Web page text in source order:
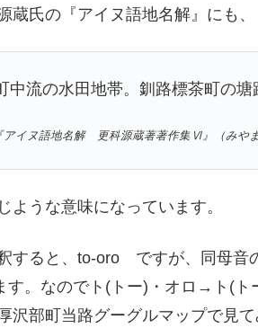
蔵氏の『アイヌ語地名解』にも、
中流の水田地帯。釧路標茶町の
アイヌ語地名解 更科源蔵著著作集Ⅵ』（みや
ような意味になっています。
すると、to-oro ですが、同母音
す。なのでト(トー)・オロ→ト(ト
沢部町当路グーグルマップで見